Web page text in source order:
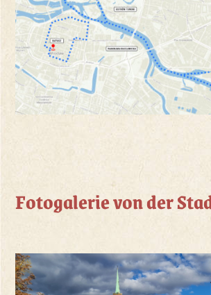
Fotogalerie von der